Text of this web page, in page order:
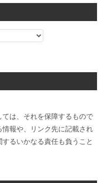
は、それを保障するもので
報や、リンク先に記載され
るいかなる責任も負うこと